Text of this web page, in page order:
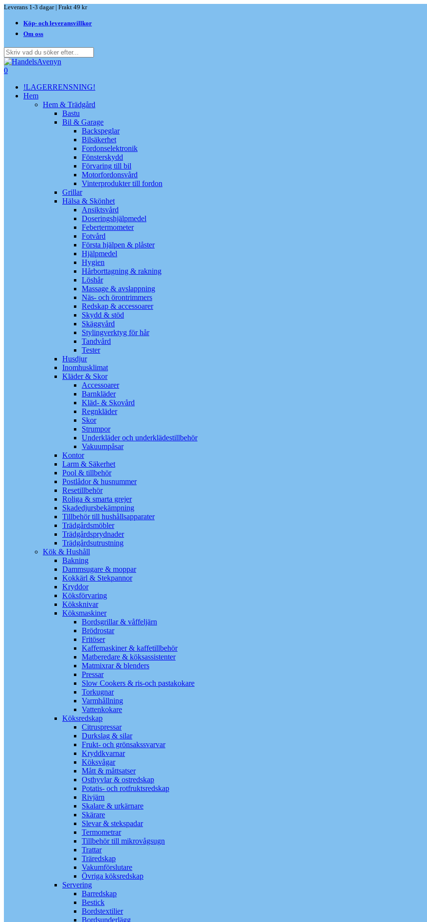
Skip
main
content
Leverans 1-3 dagar | Frakt 49 kr
Köp- och leveransvillkor
Om oss
Close
Search
search
0
!LAGERRENSNING!
Hem
Hem & Trädgård
Bastu
Bil & Garage
Backspeglar
Bilsäkerhet
Fordonselektronik
Fönsterskydd
Förvaring till bil
Motorfordonsvård
Vinterprodukter till fordon
Grillar
Hälsa & Skönhet
Ansiktsvård
Doseringshjälpmedel
Febertermometer
Fotvård
Första hjälpen & plåster
Hjälpmedel
Hygien
Hårborttagning & rakning
Löshår
Massage & avslappning
Näs- och örontrimmers
Redskap & accessoarer
Skydd & stöd
Skäggvård
Stylingverktyg för hår
Tandvård
Tester
Husdjur
Inomhusklimat
Kläder & Skor
Accessoarer
Barnkläder
Kläd- & Skovård
Regnkläder
Skor
Strumpor
Underkläder och underklädestillbehör
Vakuumpåsar
Kontor
Larm & Säkerhet
Pool & tillbehör
Postlådor & husnummer
Resetillbehör
Roliga & smarta grejer
Skadedjursbekämpning
Tillbehör till hushållsapparater
Trädgårdsmöbler
Trädgårdsprydnader
Trädgårdsutrustning
Kök & Hushåll
Bakning
Dammsugare & moppar
Kokkärl & Stekpannor
Kryddor
Köksförvaring
Köksknivar
Köksmaskiner
Bordsgrillar & våffeljärn
Brödrostar
Fritöser
Kaffemaskiner & kaffetillbehör
Matberedare & köksassistenter
Matmixrar & blenders
Pressar
Slow Cookers & ris-och pastakokare
Torkugnar
Varmhållning
Vattenkokare
Köksredskap
Citruspressar
Durkslag & silar
Frukt- och grönsakssvarvar
Kryddkvarnar
Köksvågar
Mått & måttsatser
Osthyvlar & ostredskap
Potatis- och rotfruktsredskap
Rivjärn
Skalare & urkärnare
Skärare
Slevar & stekspadar
Termometrar
Tillbehör till mikrovågsugn
Trattar
Träredskap
Vakumförslutare
Övriga köksredskap
Servering
Barredskap
Bestick
Bordstextilier
Bordsunderlägg